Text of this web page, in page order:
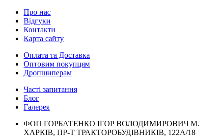
Про нас
Відгуки
Контакти
Карта сайту
Оплата та Доставка
Оптовим покупцям
Дропшиперам
Часті запитання
Блог
Галерея
ФОП ГОРБАТЕНКО ІГОР ВОЛОДИМИРОВИЧ М.
ХАРКІВ, ПР-Т ТРАКТОРОБУДІВНИКІВ, 122А/18